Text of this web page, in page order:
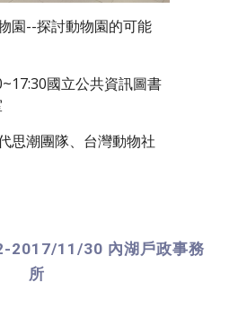
園--探討動物園的可能
國立公共資訊圖書
思潮團隊、台灣動物社
2017/11/30 內湖戶政事務
所